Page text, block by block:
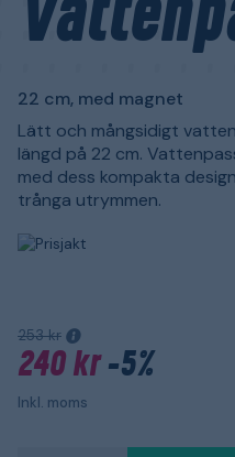
22 cm, med magnet
Lätt och mångsidigt
längd på 22 cm.
med dess kompakta
trånga utrymmen.
253 kr
240 kr-5%
Inkl. moms